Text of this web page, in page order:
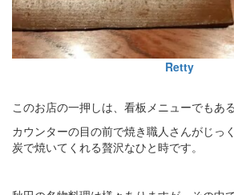
Retty
このお店の一押しは、看板メニューでもあ
カウンターの目の前で焼き職人さんがじっ
炭で焼いてくれる贅沢なひと時です。